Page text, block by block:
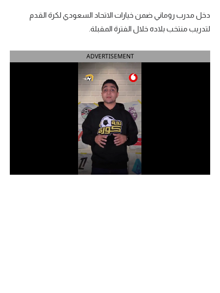
الدوري الإنجليزي الممتاز
الدوري الإسباني
الدوري السعودي للمحترفين
دخل مدرب روماني ضمن خيارات الاتحاد السعودي لكرة القدم
لتدريب منتخب بلاده خلال الفترة المقبلة.
ADVERTISEMENT